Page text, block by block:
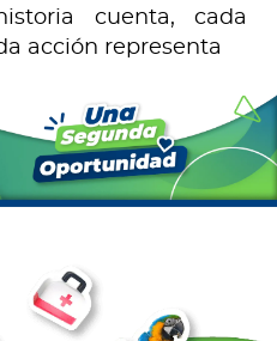
cuenta, cada
acción representa